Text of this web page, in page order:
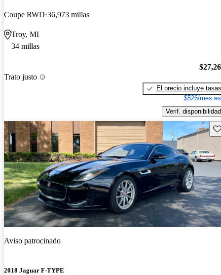
Coupe RWD 36,973 millas
Troy, MI
34 millas
Trato justo
El precio incluye tasas
$526/mes
Verif. disponibilidad
Aviso patrocinado
2018 Jaguar F-TYPE